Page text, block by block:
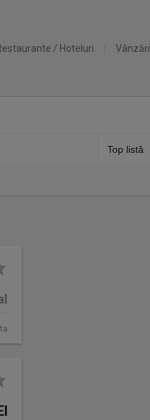
/ Hoteluri Vânzări